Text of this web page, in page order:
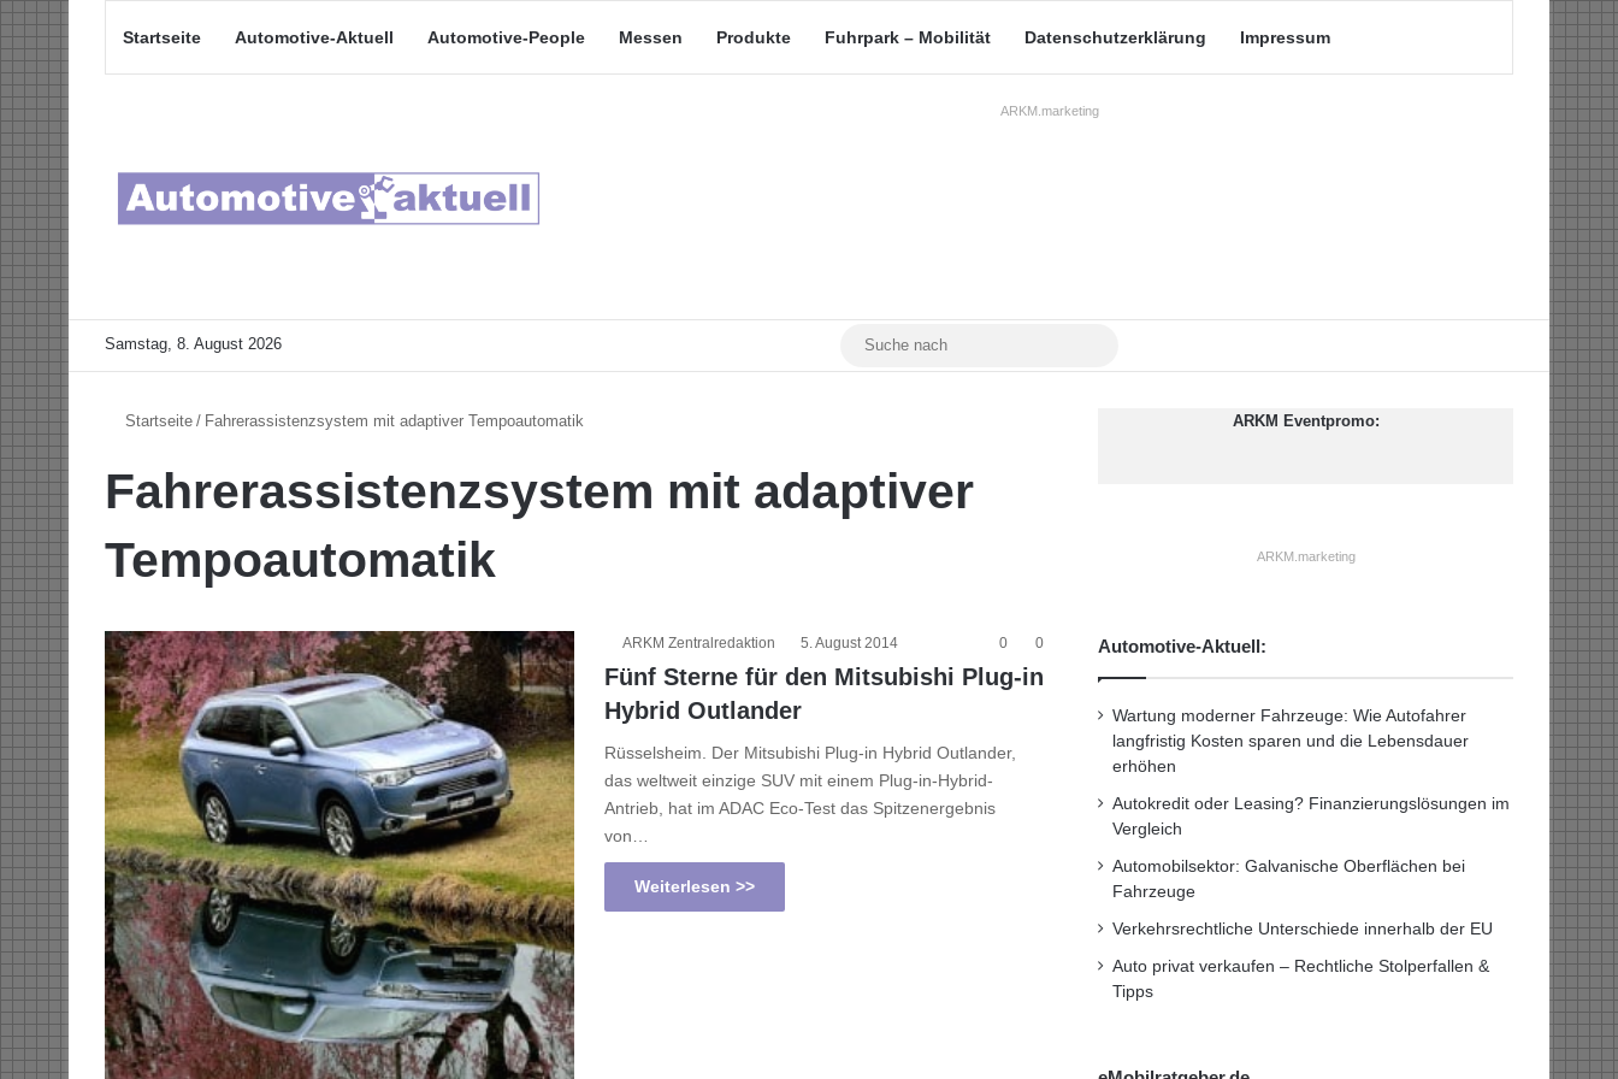
Startseite Automotive-Aktuell Automotive-People Messen Produkte Fuhrpark – Mobilität Datenschutzerklärung Impressum
ARKM.marketing
Samstag, 8. August 2026 YouTubeMastodon
Startseite / Fahrerassistenzsystem mit adaptiver Tempoautomatik
Fahrerassistenzsystem mit adaptiver
Tempoautomatik
ARKM Zentralredaktion 5. August 2014 0 0
Fünf Sterne für den Mitsubishi Plug-in
Hybrid Outlander
Rüsselsheim. Der Mitsubishi Plug-in Hybrid Outlander,
das weltweit einzige SUV mit einem Plug-in-Hybrid-
Antrieb, hat im ADAC Eco-Test das Spitzenergebnis
von…
Weiterlesen >>
ARKM Eventpromo:
ARKM.marketing
Automotive-Aktuell:
Wartung moderner Fahrzeuge: Wie Autofahrer
langfristig Kosten sparen und die Lebensdauer
erhöhen
Autokredit oder Leasing? Finanzierungslösungen im
Vergleich
Automobilsektor: Galvanische Oberflächen bei
Fahrzeuge
Verkehrsrechtliche Unterschiede innerhalb der EU
Auto privat verkaufen – Rechtliche Stolperfallen &
Tipps